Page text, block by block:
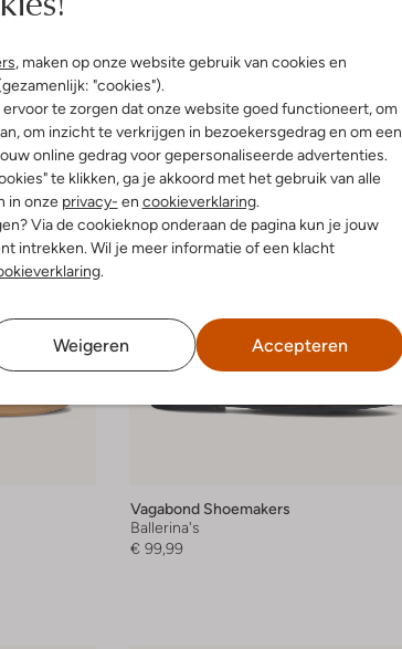
, maken op onze website gebruik van cookies en
"cookies").
te zorgen dat onze website goed functioneert, om
om inzicht te verkrijgen in bezoekersgedrag en om een
online gedrag voor gepersonaliseerde advertenties.
te klikken, ga je akkoord met het gebruik van alle
in onze privacy- en cookieverklaring.
Via de cookieknop onderaan de pagina kun je jouw
intrekken. Wil je meer informatie of een klacht
.
Weigeren Accepteren
Vagabond Shoemakers
Ballerina's
€ 99,99